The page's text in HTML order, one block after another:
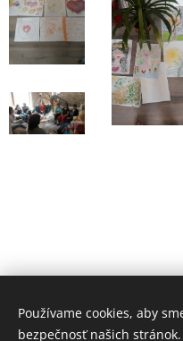
Používame cookies, aby
bezpečnosť našich